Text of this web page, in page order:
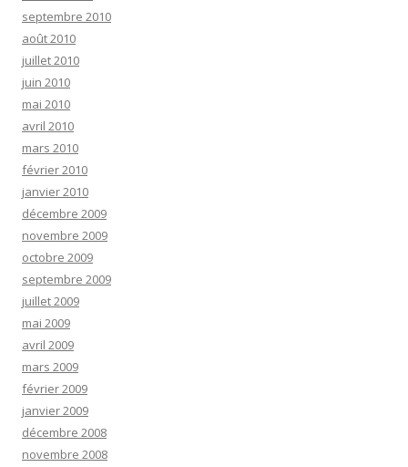
septembre 2010
août 2010
juillet 2010
juin 2010
mai 2010
avril 2010
mars 2010
février 2010
janvier 2010
décembre 2009
novembre 2009
octobre 2009
septembre 2009
juillet 2009
mai 2009
avril 2009
mars 2009
février 2009
janvier 2009
décembre 2008
novembre 2008